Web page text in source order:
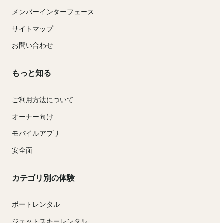
メンバーインターフェース
サイトマップ
お問い合わせ
もっと知る
ご利用方法について
オーナー向け
モバイルアプリ
安全面
カテゴリ別の体験
ボートレンタル
ジェットスキーレンタル